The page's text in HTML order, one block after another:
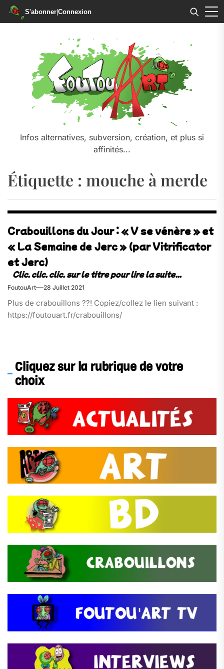
S'abonner|Connexion
Infos alternatives, subversion, création, et plus si
affinités...
Étiquette : mouche à merde
Crabouillons du Jour : « V se vénère » et
« La Semaine de Jerc » (par Vitrificator
et Jerc)
FoutouArt 28 Juillet 2021
Plus de crabouillons ??! Copiez/collez le lien suivant :
https://foutouart.fr/crabouillons/
Cliquez sur la rubrique de votre
choix